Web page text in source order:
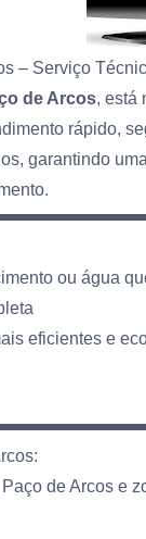
– Serviço
de Arcos, está
rápido,
garantindo
ou água
eficientes e
de Arcos e